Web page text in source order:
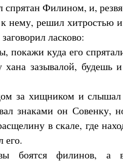
Филином, и,
нему, решил хитростью
ласково:
покажи куда его
зазывалой, будешь
за хищником и слышал
знаками он Совенку,
в скале, где
его.
боятся филинов, а